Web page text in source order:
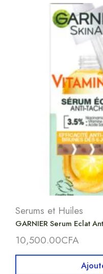
Serums et Huiles
GARNIER Serum Eclat
10,500.00CFA